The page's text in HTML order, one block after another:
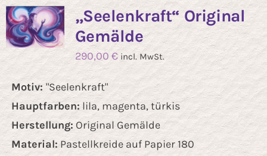
auf.
Die
Optionen
können
„Seelenkraft“ Original
Gemälde
290,00 € incl. MwSt.
Motiv: "Seelenkraft"
Hauptfarben:lila, magenta, türkis
Herstellung: Original Gemälde
Material: Pastellkreide auf Papier 180